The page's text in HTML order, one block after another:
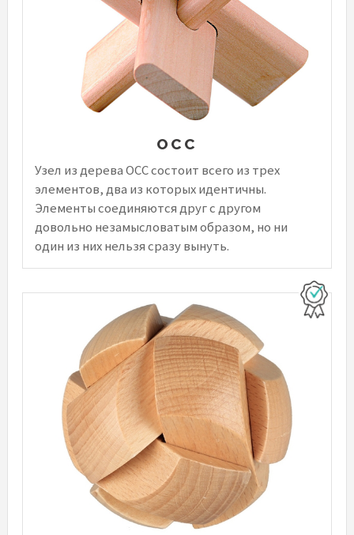
ОСС
Узел из дерева ОСС состоит всего из трех
элементов, два из которых идентичны.
Элементы соединяются друг с другом
довольно незамысловатым образом, но ни
один из них нельзя сразу вынуть.